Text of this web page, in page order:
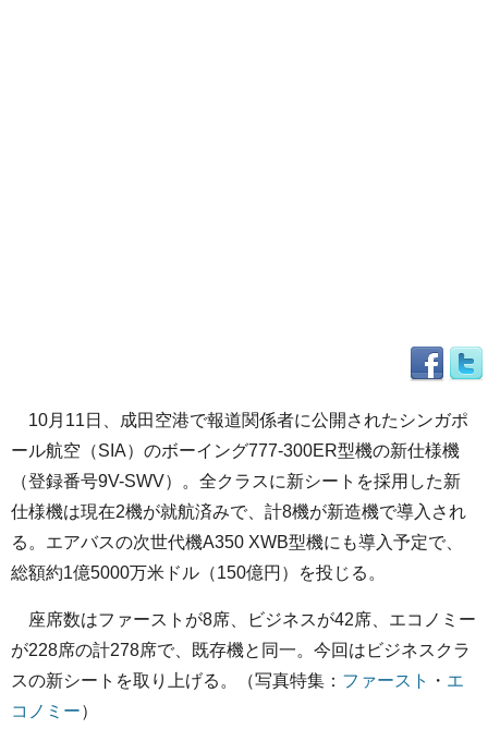
10月11日、成田空港で報道関係者に公開されたシンガポ
ール航空（SIA）のボーイング777-300ER型機の新仕様機
（登録番号9V-SWV）。全クラスに新シートを採用した新
仕様機は現在2機が就航済みで、計8機が新造機で導入され
る。エアバスの次世代機A350 XWB型機にも導入予定で、
総額約1億5000万米ドル（150億円）を投じる。
座席数はファーストが8席、ビジネスが42席、エコノミー
が228席の計278席で、既存機と同一。今回はビジネスクラ
スの新シートを取り上げる。（写真特集： ファースト ・ エ
コノミー）